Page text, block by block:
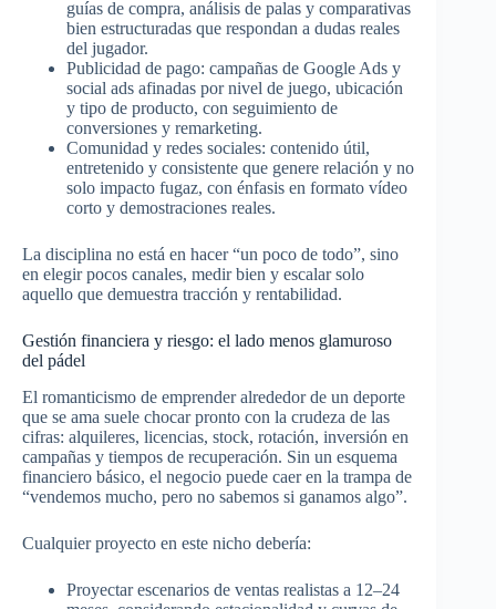
guías de compra, análisis de palas y comparativas
bien estructuradas que respondan a dudas reales
del jugador.​
Publicidad de pago: campañas de Google Ads y
social ads afinadas por nivel de juego, ubicación
y tipo de producto, con seguimiento de
conversiones y remarketing.​
Comunidad y redes sociales: contenido útil,
entretenido y consistente que genere relación y no
solo impacto fugaz, con énfasis en formato vídeo
corto y demostraciones reales.​
La disciplina no está en hacer “un poco de todo”, sino
en elegir pocos canales, medir bien y escalar solo
aquello que demuestra tracción y rentabilidad.​
Gestión financiera y riesgo: el lado menos glamuroso
del pádel
El romanticismo de emprender alrededor de un deporte
que se ama suele chocar pronto con la crudeza de las
cifras: alquileres, licencias, stock, rotación, inversión en
campañas y tiempos de recuperación. Sin un esquema
financiero básico, el negocio puede caer en la trampa de
“vendemos mucho, pero no sabemos si ganamos algo”.​
Cualquier proyecto en este nicho debería:
Proyectar escenarios de ventas realistas a 12–24